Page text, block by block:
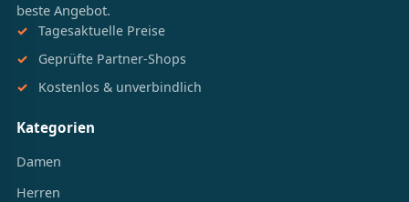
beste Angebot.
Tagesaktuelle Preise
Geprüfte Partner-Shops
Kostenlos & unverbindlich
Kategorien
Damen
Herren